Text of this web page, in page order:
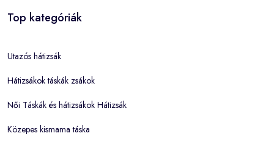
Top kategóriák
Utazós hátizsák
Hátizsákok táskák zsákok
Női Táskák és hátizsákok Hátizsák
Közepes kismama táska